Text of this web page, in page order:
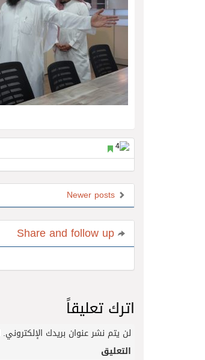
اترك تعليقاً
لن يتم نشر عنوان بريدك الإلكتروني.
التعليق